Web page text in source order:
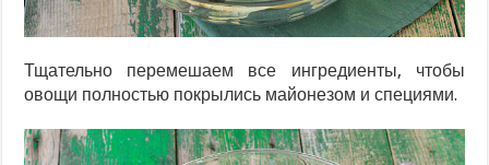
Тщательно перемешаем все ингредиенты, чтобы
овощи полностью покрылись майонезом и специями.